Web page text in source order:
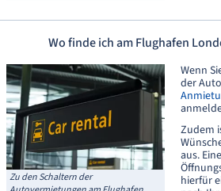
Wo finde ich am Flughafen
Zu den Schaltern der
Wenn
der
Zudem
aus.
hierfür